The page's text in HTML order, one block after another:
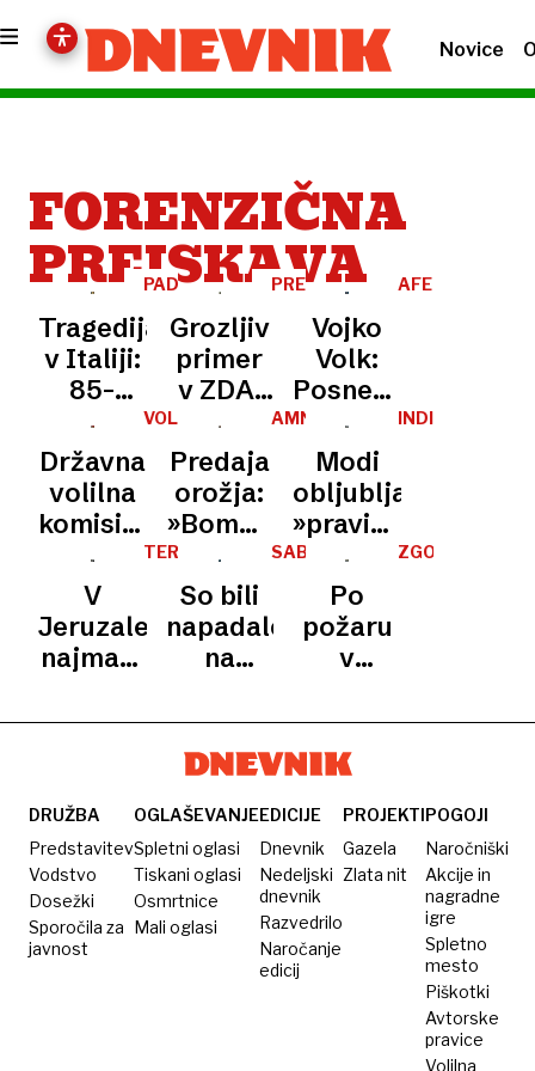
Novice
FORENZIČNA
PREISKAVA
PADOVA
Tragedija
v Italiji:
85-
letnik
umrl na
gradbišču,
ki ga
sin
PRETRESLJIVO
Grozljiv
primer
v ZDA:
varuška
spolno
zlorabila
fantka v
plenicah
in vse
posnela
AFERA
Vojko
Volk:
Posnetki
so bili
manipulacija
za
vplivanje
VOLITVE
Državna
volilna
komisija
zavrnila
vse
ugovore
SDS in
Logarjevih
AMNESTIJA
Predaja
orožja:
»Bombe
so
prinašali
kar v
vrečkah!«
INDIJA
Modi
obljublja
»pravico«
po
smrtonosni
eksploziji
blizu
TERORISTIČNI
V
Jeruzalemu
najmanj
mrtvih,
SABOTAŽA
So bili
napadalci
na
tok
povezani
z
ukrajinskim
političnim
vrhom?
ZGOŠA
Po
požaru
v
krajani
zahtevajo
ukrepe
DRUŽBA
Predstavitev
Vodstvo
Dosežki
Sporočila za
javnost
OGLAŠEVANJE
Spletni oglasi
Tiskani oglasi
Osmrtnice
Mali oglasi
EDICIJE
Dnevnik
Nedeljski
dnevnik
Razvedrilo
Naročanje
edicij
PROJEKTI
Gazela
Zlata nit
POGOJI
Naročniški
Akcije in
nagradne
igre
Spletno
mesto
Piškotki
Avtorske
pravice
Volilna